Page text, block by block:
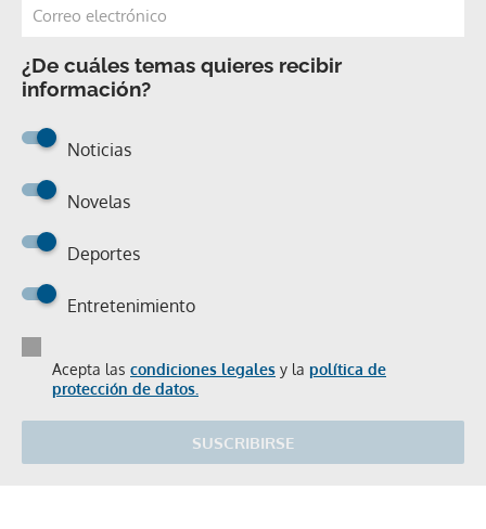
¿De cuáles temas quieres recibir
información?
Noticias
Novelas
Deportes
Entretenimiento
Acepta las condiciones legales y la política de
protección de datos.
SUSCRIBIRSE